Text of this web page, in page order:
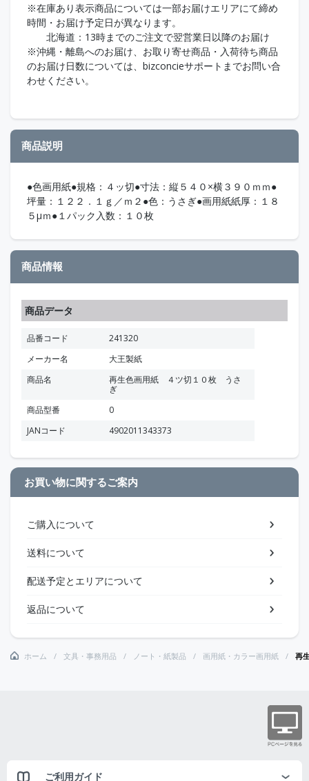
※在庫あり表示商品については一部お届けエリアにて締め
時間・お届け予定日が異なります。
北海道：13時までのご注文で翌営業日以降のお届け
※沖縄・離島へのお届け、お取り寄せ商品・入荷待ち商品
のお届け日数については、bizconcieサポートまでお問い合
わせください。
商品説明
●色画用紙●規格：４ッ切●寸法：縦５４０×横３９０ｍｍ●
坪量：１２２．１ｇ／ｍ２●色：うさぎ●画用紙紙厚：１８
５μｍ●１パック入数：１０枚
商品情報
商品データ
品番コード
241320
メーカー名
大王製紙
商品名
再生色画用紙 ４ツ切１０枚 うさ
ぎ
商品型番
0
JANコード
4902011343373
お買い物に関するご案内
ご購入について
送料について
配送予定とエリアについて
返品について
ホーム 文具・事務用品 ノート・紙製品 画用紙・カラー画用紙 再
ご利用ガイド